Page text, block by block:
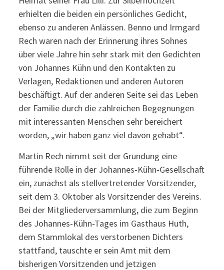
erhielten die beiden ein persönliches Gedicht,
ebenso zu anderen Anlässen. Benno und Irmgard
Rech waren nach der Erinnerung ihres Sohnes
über viele Jahre hin sehr stark mit den Gedichten
von Johannes Kühn und den Kontakten zu
Verlagen, Redaktionen und anderen Autoren
beschäftigt. Auf der anderen Seite sei das Leben
der Familie durch die zahlreichen Begegnungen
mit interessanten Menschen sehr bereichert
worden, „wir haben ganz viel davon gehabt“.
Martin Rech nimmt seit der Gründung eine
führende Rolle in der Johannes-Kühn-Gesellschaft
ein, zunächst als stellvertretender Vorsitzender,
seit dem 3. Oktober als Vorsitzender des Vereins.
Bei der Mitgliederversammlung, die zum Beginn
des Johannes-Kühn-Tages im Gasthaus Huth,
dem Stammlokal des verstorbenen Dichters
stattfand, tauschte er sein Amt mit dem
bisherigen Vorsitzenden und jetzigen